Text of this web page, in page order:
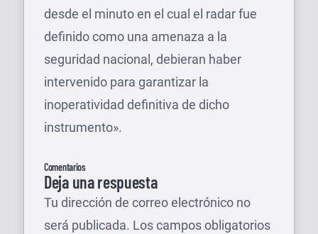
desde el minuto en el cual el radar fue
definido como una amenaza a la
seguridad nacional, debieran haber
intervenido para garantizar la
inoperatividad definitiva de dicho
instrumento».
Comentarios
Deja una respuesta
Tu dirección de correo electrónico no
será publicada. Los campos obligatorios